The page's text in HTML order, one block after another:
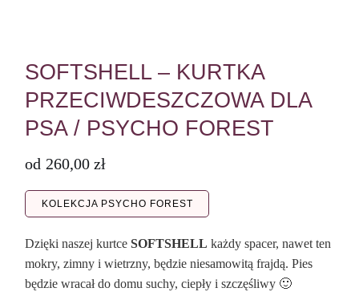
SOFTSHELL – KURTKA
PRZECIWDESZCZOWA DLA
PSA / PSYCHO FOREST
od 260,00 zł
KOLEKCJA PSYCHO FOREST
Dzięki naszej kurtceSOFTSHELL każdy spacer, nawet ten
mokry, zimny i wietrzny, będzie niesamowitą frajdą. Pies
będzie wracał do domu suchy, ciepły i szczęśliwy 🙂